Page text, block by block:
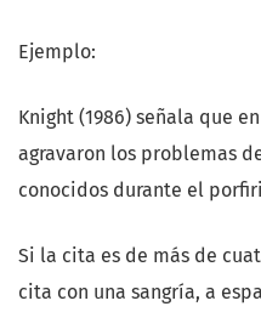
Ejemplo:
Knight (1986) señala que
agravaron los problemas
conocidos durante el
Si la cita es de más de
cita con una sangría, a